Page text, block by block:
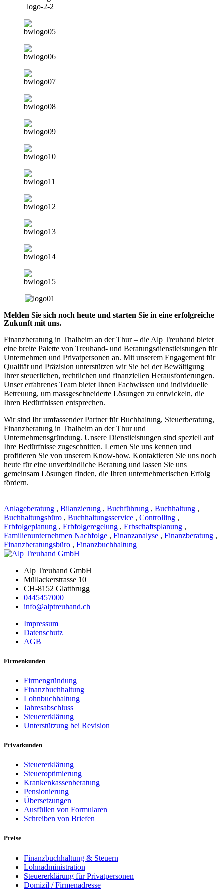
Melden Sie sich noch heute und starten Sie in eine erfolgreiche
Zukunft mit uns.
Finanzberatung in Thalheim an der Thur – die Alp Treuhand bietet
eine breite Palette von Treuhand- und Beratungsdienstleistungen für
Unternehmen und Privatpersonen an. Mit unserem Engagement für
Qualität und Präzision unterstützen wir Sie bei der Bewältigung
Ihrer steuerlichen, rechtlichen und finanziellen Herausforderungen.
Unser erfahrenes Team bietet Ihnen Fachwissen und individuelle
Betreuung, um massgeschneiderte Lösungen zu entwickeln, die
Ihren Bedürfnissen entsprechen.
Wir sind Ihr umfassender Partner für Buchhaltung, Steuerberatung,
Finanzberatung in Thalheim an der Thur und
Unternehmensgründung. Unsere Dienstleistungen sind speziell auf
Ihre Bedürfnisse zugeschnitten. Lernen Sie uns kennen und
profitieren Sie von unserem Know-how. Kontaktieren Sie uns noch
heute für eine unverbindliche Beratung und lassen Sie uns
gemeinsam Lösungen finden, die Ihren unternehmerischen Erfolg
fördern.
Anlageberatung , Bilanzierung , Buchführung , Buchhaltung ,
Buchhaltungsbüro , Buchhaltungsservice , Controlling ,
Erbfolgeplanung , Erbfolgeregelung , Erbschaftsplanung ,
Familienunternehmen Nachfolge , Finanzanalyse , Finanzberatung ,
Finanzberatungsbüro , Finanzbuchhaltung
Alp Treuhand GmbH
Müllackerstrasse 10
CH-8152 Glattbrugg
0445457000
info@alptreuhand.ch
Impressum
Datenschutz
AGB
Firmenkunden
Firmengründung
Finanzbuchhaltung
Lohnbuchhaltung
Jahresabschluss
Steuererklärung
Unterstützung bei Revision
Privatkunden
Steuererklärung
Steueroptimierung
Krankenkassenberatung
Pensionierung
Übersetzungen
Ausfüllen von Formularen
Schreiben von Briefen
Preise
Finanzbuchhaltung & Steuern
Lohnadministration
Steuererklärung für Privatpersonen
Domizil / Firmenadresse